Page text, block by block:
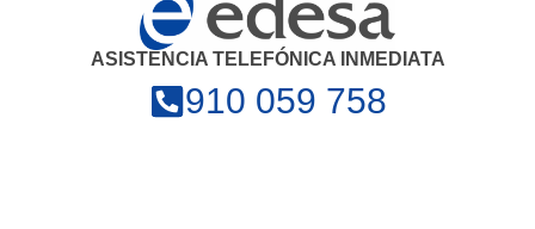
ASISTENCIA TELEFÓNICA INMEDIATA
910 059 758